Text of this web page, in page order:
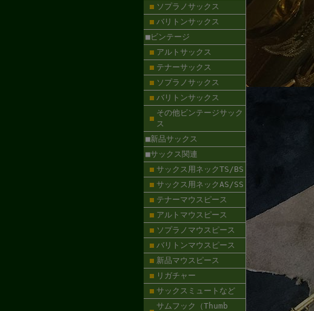
ソプラノサックス
バリトンサックス
■ビンテージ
アルトサックス
テナーサックス
ソプラノサックス
バリトンサックス
その他ビンテージサック
ス
■新品サックス
■サックス関連
サックス用ネックTS/BS
サックス用ネックAS/SS
テナーマウスピース
アルトマウスピース
ソプラノマウスピース
バリトンマウスピース
新品マウスピース
リガチャー
サックスミュートなど
サムフック（Thumb